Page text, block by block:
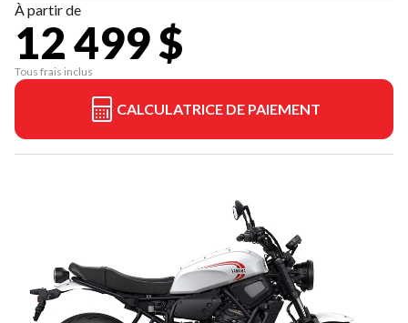
À partir de
12 499 $
Tous frais inclus
CALCULATRICE DE PAIEMENT